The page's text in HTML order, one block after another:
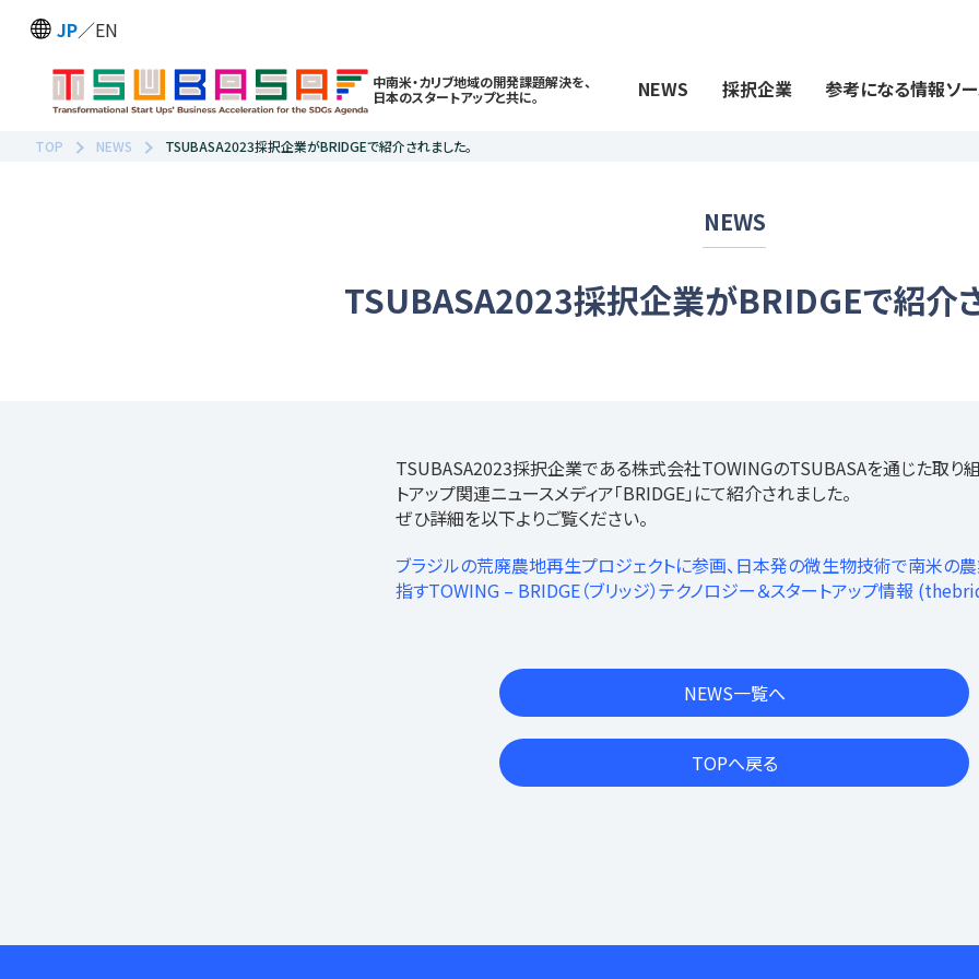
JP／EN
中南米・カリブ地域の開発課題解決を、
日本のスタートアップと共に。
NEWS 採択企業 参考になる情報ソ
TOP NEWS TSUBASA2023採択企業がBRIDGEで紹介されました。
NEWS
TSUBASA2023採択企業がBRIDGEで紹介さ
TSUBASA2023採択企業である株式会社TOWINGのTSUBASAを通じた取り
トアップ関連ニュースメディア「BRIDGE」にて紹介されました。
ぜひ詳細を以下よりご覧ください。
ブラジルの荒廃農地再生プロジェクトに参画、日本発の微生物技術で南米の
指すTOWING – BRIDGE（ブリッジ）テクノロジー＆スタートアップ情報
NEWS一覧へ
TOPへ戻る